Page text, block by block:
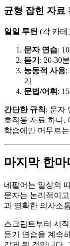
균형 잡힌 자료
일일 루틴 (각 카테
문자 연습:
듣기 : 20-30
능동적 사용:
기
문법/어휘 :
간단한 규칙: 문자
호작용 자료 하나.
학습에만 머무르
마지막 한마
네팔어는 일상의
문자는 논리적이
과 명확한 의사소
스크립트부터 시
듣기 연습을 계속